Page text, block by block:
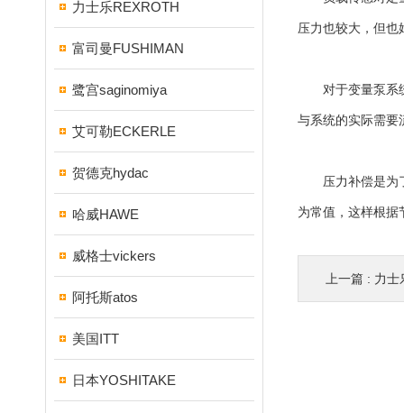
力士乐REXROTH
富司曼FUSHIMAN
鹭宫saginomiya
艾可勒ECKERLE
贺德克hydac
哈威HAWE
威格士vickers
阿托斯atos
美国ITT
日本YOSHITAKE
压力也较大，但也
对于变量泵系统
与系统的实际需要
压力补偿是为了
为常值，这样根据
上一篇 : 力士